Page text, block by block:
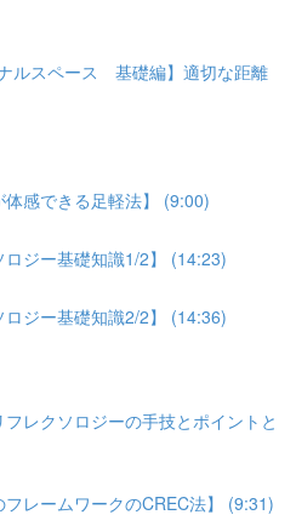
ルスペース 基礎編】適切な距離
感できる足軽法】 (9:00)
ロジー基礎知識1/2】 (14:23)
ロジー基礎知識2/2】 (14:36)
レクソロジーの手技とポイントと
フレームワークのCREC法】 (9:31)